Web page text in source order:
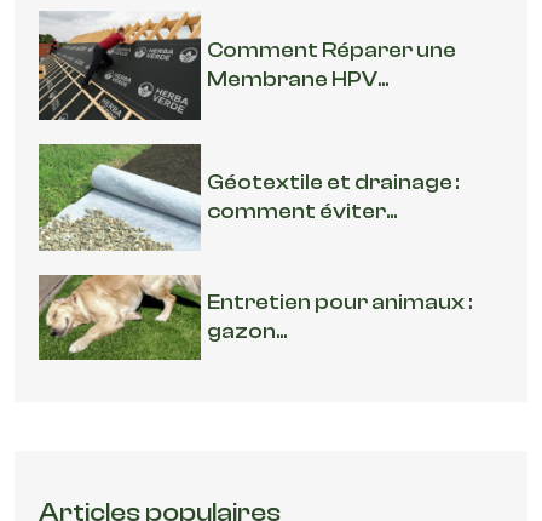
Comment Réparer une
Membrane HPV...
Géotextile et drainage :
comment éviter...
Entretien pour animaux :
gazon...
Articles populaires